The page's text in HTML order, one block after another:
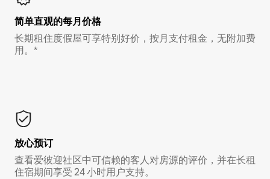
简单直观的每月价格
长期租住度假屋可享特别好价，按月支付租金，无附加费
用。*
放心预订
查看爱彼迎社区中可信赖的客人对房源的评价，并在长租
住宿期间享受 24 小时用户支持。